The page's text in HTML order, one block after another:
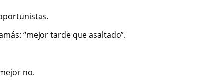
“mejor tarde que asaltado”.
no.